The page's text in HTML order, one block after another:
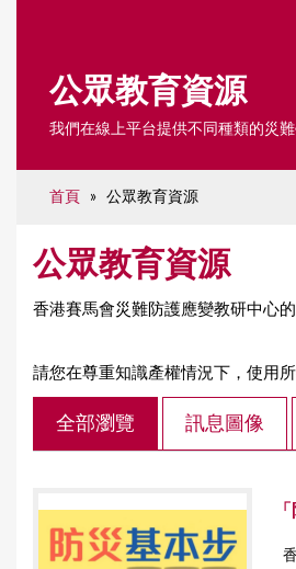
公眾教育資源
我們在線上平台提供不同種類的災難
首頁 » 公眾教育資源
公眾教育資源
香港賽馬會災難防護應變教研中心
請您在尊重知識產權情況下，使用
全部瀏覽 訊息圖像